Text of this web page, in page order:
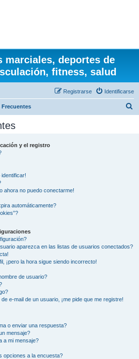
marciales, deportes de
fitness, salud
Identificarse
Registrarse
Frecuentes
y el registro
ahora no puedo conectarme!
automáticamente?
aparezca en las listas de usuarios conectados?
¡pero la hora sigue siendo incorrecto!
de usuario?
e-mail de un usuario, ¡me pide que me registre!
o enviar una respuesta?
mensaje?
a mi mensaje?
opciones a la encuesta?